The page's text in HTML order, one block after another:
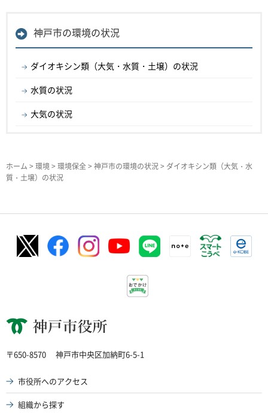
神戸市の環境の状況
ダイオキシン類（大気・水質・土壌）の状況
水質の状況
大気の状況
ホーム > 環境> 環境保全 > 神戸市の環境の状況> ダイオキシン類（大気・水
質・土壌）の状況
神戸市役所
〒650-8570 神戸市中央区加納町6-5-1
市役所へのアクセス
組織から探す